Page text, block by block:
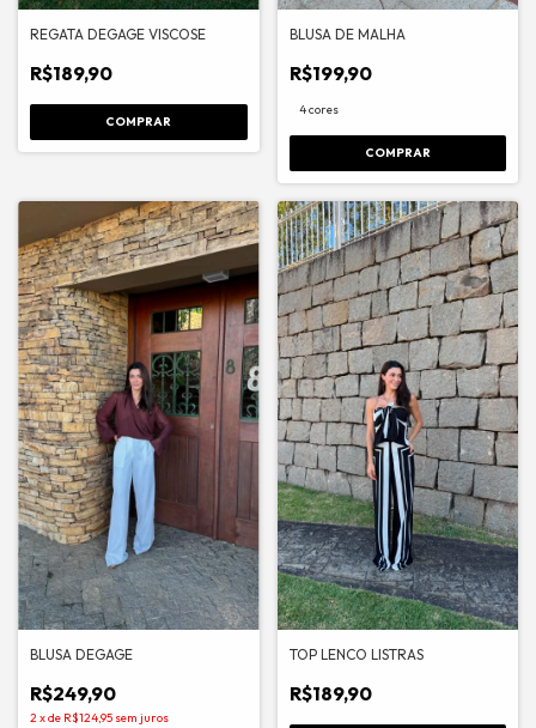
REGATA DEGAGE VISCOSE
R$189,90
COMPRAR
BLUSA DE MALHA
R$199,90
4 cores
COMPRAR
BLUSA DEGAGE
R$249,90
2xde R$124,95 sem juros
TOP LENCO LISTRAS
R$189,90